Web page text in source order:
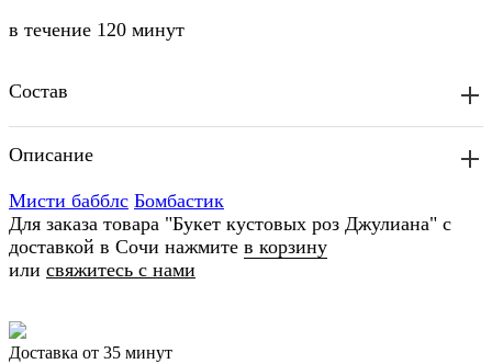
в течение 120 минут
Состав
Описание
Мисти бабблс Бомбастик
Для заказа товара "Букет кустовых роз Джулиана" с
доставкой в Сочи нажмите в корзину
или свяжитесь с нами
Доставка от 35 минут